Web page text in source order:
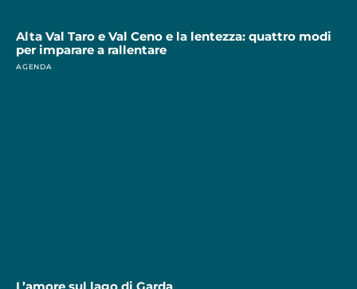
Alta Val Taro e Val Ceno e la lentezza: quattro modi
per imparare a rallentare
AGENDA
L’amore sul lago di Garda